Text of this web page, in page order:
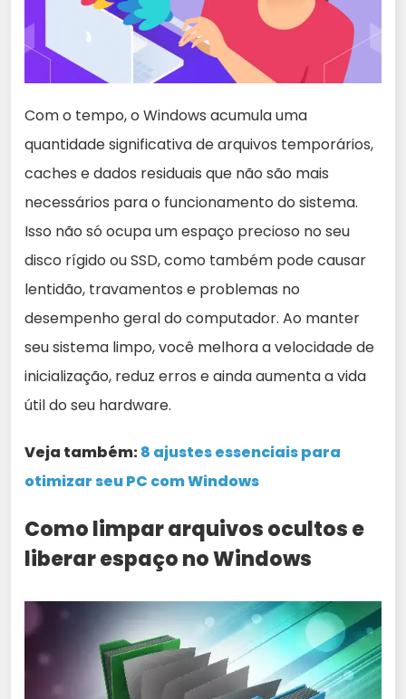
Com o tempo, o Windows acumula uma
quantidade significativa de arquivos temporários,
caches e dados residuais que não são mais
necessários para o funcionamento do sistema.
Isso não só ocupa um espaço precioso no seu
disco rígido ou SSD, como também pode causar
lentidão, travamentos e problemas no
desempenho geral do computador. Ao manter
seu sistema limpo, você melhora a velocidade de
inicialização, reduz erros e ainda aumenta a vida
útil do seu hardware.
Veja também:8 ajustes essenciais para
otimizar seu PC com Windows
Como limpar arquivos ocultos e
liberar espaço no Windows